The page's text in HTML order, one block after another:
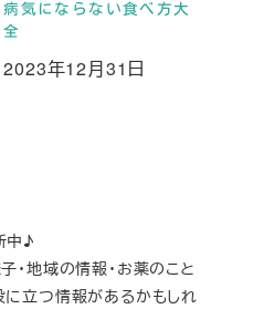
病気にならない食べ方大
全
投稿日
2023年12月31日
中♪
・地域の情報・お薬のこと
立つ情報があるかもしれ